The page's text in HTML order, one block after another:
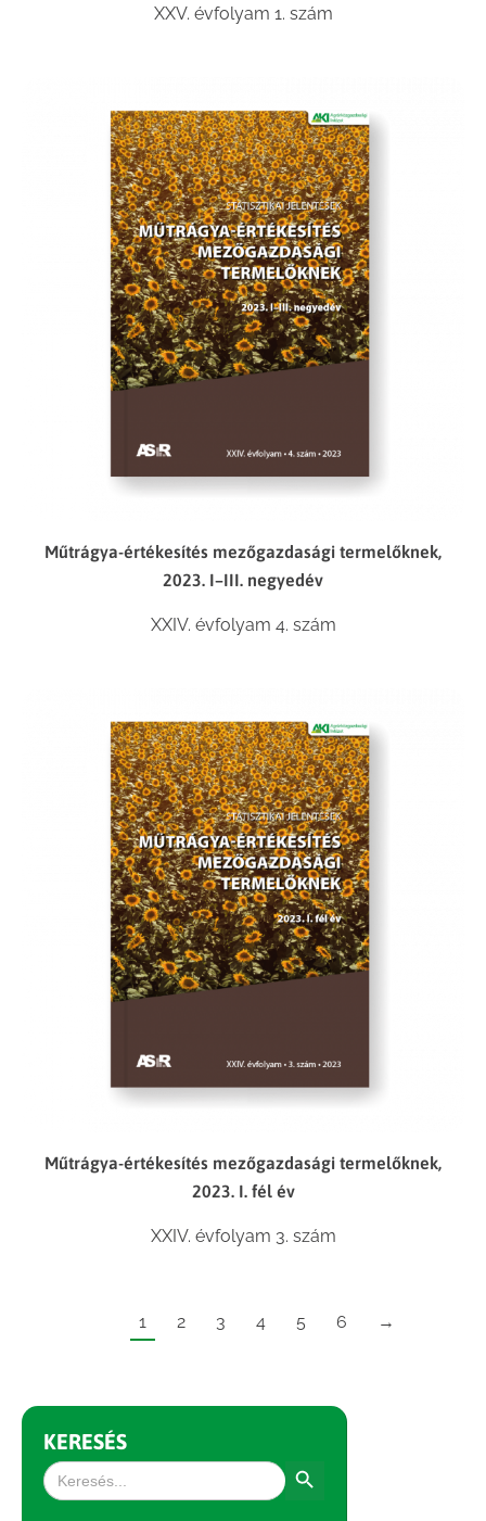
XXV. évfolyam 1. szám
Műtrágya-értékesítés mezőgazdasági termelőknek,
2023. I–III. negyedév
XXIV. évfolyam 4. szám
Műtrágya-értékesítés mezőgazdasági termelőknek,
2023. I. fél év
XXIV. évfolyam 3. szám
1 2 3 4 5 6 →
KERESÉS
Search
for: